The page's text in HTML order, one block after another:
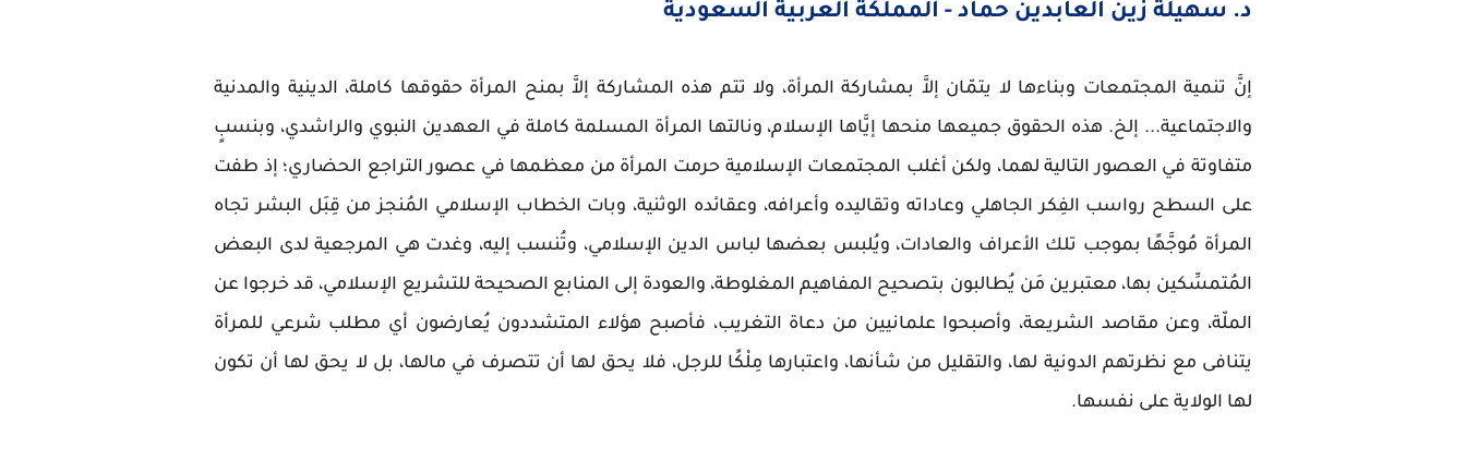
د. سهيلة زين العابدين حماد - المملكة العربية السعودية
إنَّ تنمية المجتمعات وبناءها لا يتمّان إلاَّ بمشاركة المرأة، ولا تتم هذه المشاركة إلاَّ بمنح المرأة حقوقها كاملة، الدينية والمدنية
والاجتماعية... إلخ. هذه الحقوق جميعها منحها إيَّاها الإسلام، ونالتها المرأة المسلمة كاملة في العهدين النبوي والراشدي، وبنسبٍ
متفاوتة في العصور التالية لهما، ولكن أغلب المجتمعات الإسلامية حرمت المرأة من معظمها في عصور التراجع الحضاري؛ إذ طفت
على السطح رواسب الفِكر الجاهلي وعاداته وتقاليده وأعرافه، وعقائده الوثنية، وبات الخطاب الإسلامي المُنجز من قِبَل البشر تجاه
المرأة مُوجَّهًا بموجب تلك الأعراف والعادات، ويُلبس بعضها لباس الدين الإسلامي، وتُنسب إليه، وغدت هي المرجعية لدى البعض
المُتمسِّكين بها، معتبرين مَن يُطالبون بتصحيح المفاهيم المغلوطة، والعودة إلى المنابع الصحيحة للتشريع الإسلامي، قد خرجوا عن
الملّة، وعن مقاصد الشريعة، وأصبحوا علمانيين من دعاة التغريب، فأصبح هؤلاء المتشددون يُعارضون أي مطلب شرعي للمرأة
يتنافى مع نظرتهم الدونية لها، والتقليل من شأنها، واعتبارها مِلْكًا للرجل، فلا يحق لها أن تتصرف في مالها، بل لا يحق لها أن تكون
لها الولاية على نفسها.